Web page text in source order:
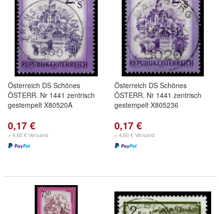
Österreich DS Schönes
ÖSTERR. Nr 1441 zentrisch
gestempelt X80520A
0,17 €
+ 4,60 € Versand
Österreich DS Schönes
ÖSTERR. Nr 1441 zentrisch
gestempelt X805236
0,17 €
+ 4,60 € Versand